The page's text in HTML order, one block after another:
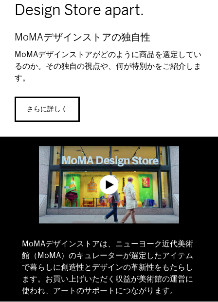
Design Store apart.
MoMAデザインストアの独自性
MoMAデザインストアがどのように商品を選定してい
るのか。その独自の視点や、何が特別かをご紹介しま
す。
さらに詳しく
MoMAデザインストアは、ニューヨーク近代美術
館（MoMA）のキュレーターが選定したアイテム
で暮らしに創造性とデザインの革新性をもたらし
ます。お買い上げいただく収益が美術館の運営に
使われ、アートのサポートにつながります。